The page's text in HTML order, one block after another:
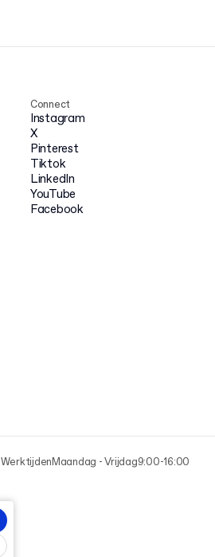
Connect
Instagram
X
Pinterest
Tiktok
LinkedIn
YouTube
Facebook
WerktijdenMaandag - Vrijdag9:00-16:00